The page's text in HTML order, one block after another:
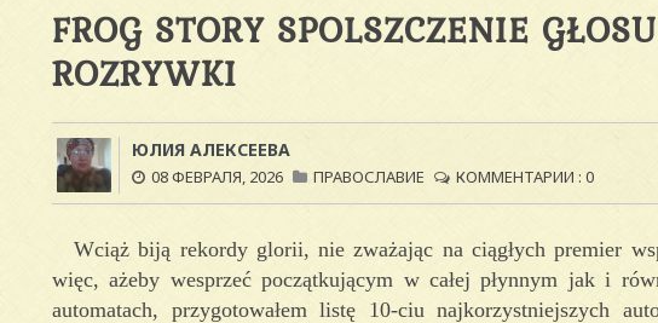
FROG STORY SPOLSZCZENIE
ROZRYWKI
ЮЛИЯ АЛЕКСЕЕВА
08 ФЕВРАЛЯ, 2026 ПРАВОСЛАВИЕ КОММЕНТАРИИ : 0
Wciąż biją rekordy glorii, nie zważając na ciągłych premier
więc, ażeby wesprzeć początkującym w całej płynnym jak i
automatach, przygotowałem listę 10-ciu najkorzystniejszych